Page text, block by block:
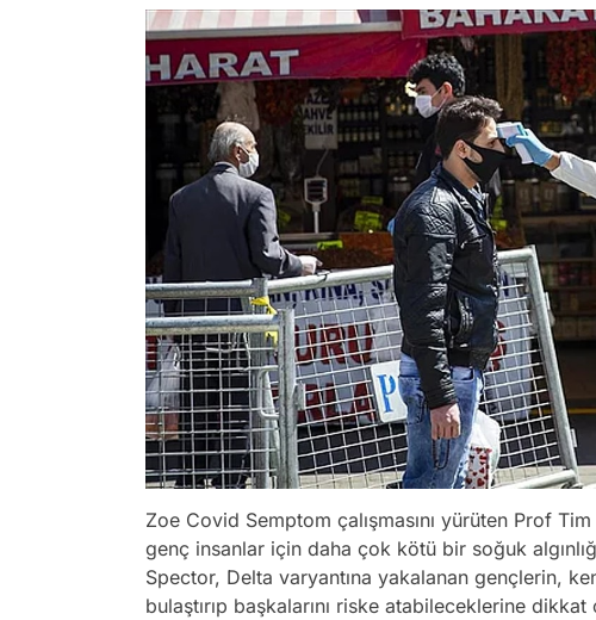
Zoe Covid Semptom çalışmasını yürüten Prof
genç insanlar için daha çok kötü bir soğuk
Spector, Delta varyantına yakalanan gençlerin,
bulaştırıp başkalarını riske atabileceklerine dikkat